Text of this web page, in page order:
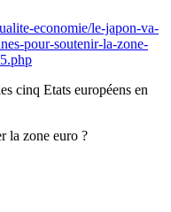
economie/le-japon-va-
pour-soutenir-la-zone-
cinq Etats européens en
la zone euro ?